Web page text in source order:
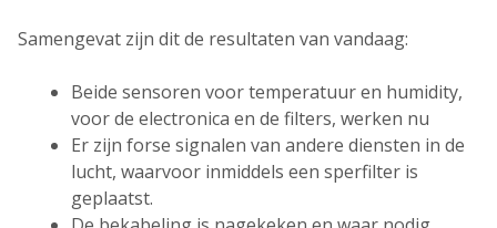
Samengevat zijn dit de resultaten van vandaag:
Beide sensoren voor temperatuur en humidity,
voor de electronica en de filters, werken nu
Er zijn forse signalen van andere diensten in de
lucht, waarvoor inmiddels een sperfilter is
geplaatst.